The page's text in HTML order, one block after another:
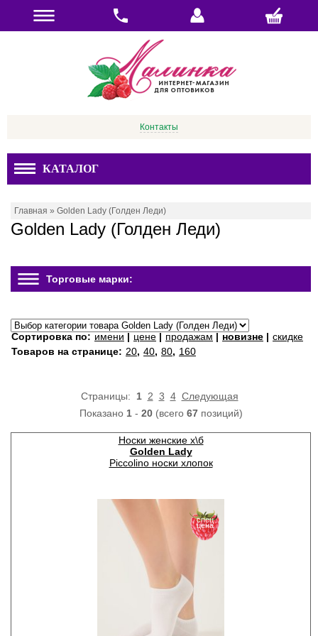
Контакты
КАТАЛОГ
Главная » Golden Lady (Голден Леди)
Golden Lady (Голден Леди)
Торговые марки:
Сортировка по: имени | цене | продажам | новизне | скидке
Товаров на странице: 20, 40, 80, 160
Страницы: 1 2 3 4 Следующая
Показано 1- 20(всего 67позиций)
Носки женские х\б
Golden Lady
Piccolino носки хлопок
спец
цена